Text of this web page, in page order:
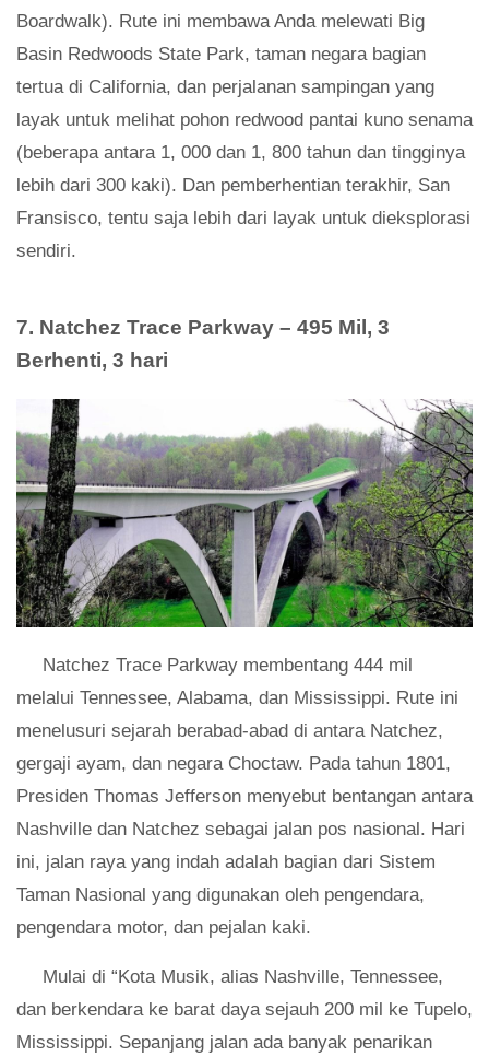
Boardwalk). Rute ini membawa Anda melewati Big
Basin Redwoods State Park, taman negara bagian
tertua di California, dan perjalanan sampingan yang
layak untuk melihat pohon redwood pantai kuno senama
(beberapa antara 1, 000 dan 1, 800 tahun dan tingginya
lebih dari 300 kaki). Dan pemberhentian terakhir, San
Fransisco, tentu saja lebih dari layak untuk dieksplorasi
sendiri.
7. Natchez Trace Parkway – 495 Mil, 3
Berhenti, 3 hari
Natchez Trace Parkway membentang 444 mil
melalui Tennessee, Alabama, dan Mississippi. Rute ini
menelusuri sejarah berabad-abad di antara Natchez,
gergaji ayam, dan negara Choctaw. Pada tahun 1801,
Presiden Thomas Jefferson menyebut bentangan antara
Nashville dan Natchez sebagai jalan pos nasional. Hari
ini, jalan raya yang indah adalah bagian dari Sistem
Taman Nasional yang digunakan oleh pengendara,
pengendara motor, dan pejalan kaki.
Mulai di “Kota Musik, alias Nashville, Tennessee,
dan berkendara ke barat daya sejauh 200 mil ke Tupelo,
Mississippi. Sepanjang jalan ada banyak penarikan